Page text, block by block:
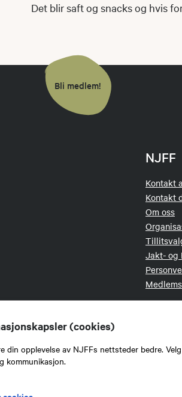
(cookies)
din opplevelse av NJFFs nettsteder bedre.
kommunikasjon.
Det blir saft og snacks og hvis
Bli medlem!
NJFF
Kontakt
Kontakt
Om oss
Jakt- og
Norges Jeger- og Fiskerforbund (NJFF) er landets
formidling av kunnskap om jakt og fiske i Norge.